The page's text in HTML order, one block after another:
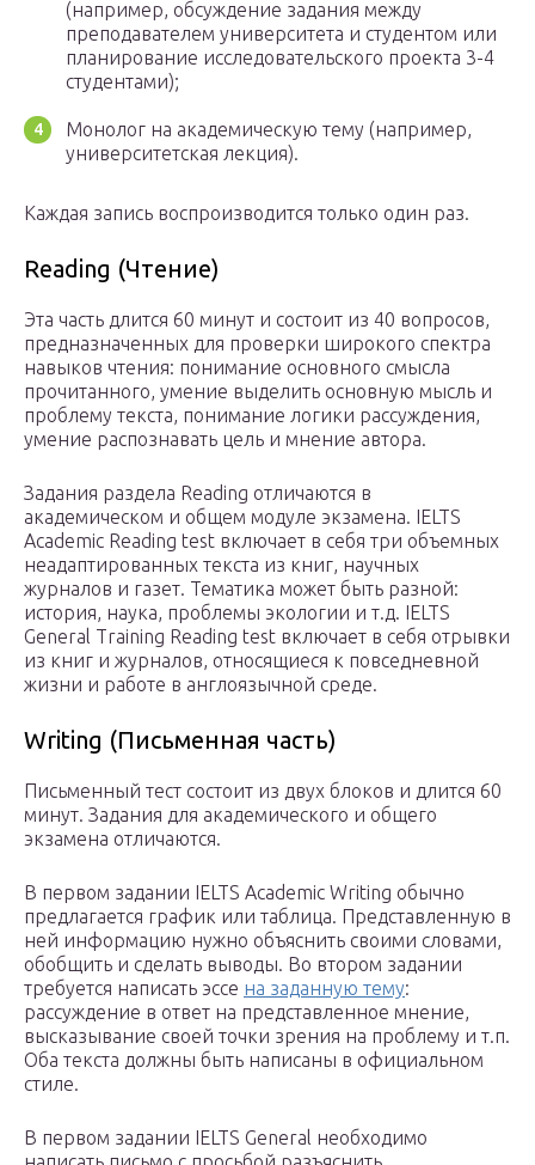
(например, обсуждение задания между
преподавателем университета и студентом или
планирование исследовательского проекта 3-4
студентами);
Монолог на академическую тему (например,
университетская лекция).
Каждая запись воспроизводится только один раз.
Reading (Чтение)
Эта часть длится 60 минут и состоит из 40 вопросов,
предназначенных для проверки широкого спектра
навыков чтения: понимание основного смысла
прочитанного, умение выделить основную мысль и
проблему текста, понимание логики рассуждения,
умение распознавать цель и мнение автора.
Задания раздела Reading отличаются в
академическом и общем модуле экзамена. IELTS
Academic Reading test включает в себя три объемных
неадаптированных текста из книг, научных
журналов и газет. Тематика может быть разной:
история, наука, проблемы экологии и т.д. IELTS
General Training Reading test включает в себя отрывки
из книг и журналов, относящиеся к повседневной
жизни и работе в англоязычной среде.
Writing (Письменная часть)
Письменный тест состоит из двух блоков и длится 60
минут. Задания для академического и общего
экзамена отличаются.
В первом задании IELTS Academic Writing обычно
предлагается график или таблица. Представленную в
ней информацию нужно объяснить своими словами,
обобщить и сделать выводы. Во втором задании
требуется написать эссе на заданную тему:
рассуждение в ответ на представленное мнение,
высказывание своей точки зрения на проблему и т.п.
Оба текста должны быть написаны в официальном
стиле.
В первом задании IELTS General необходимо